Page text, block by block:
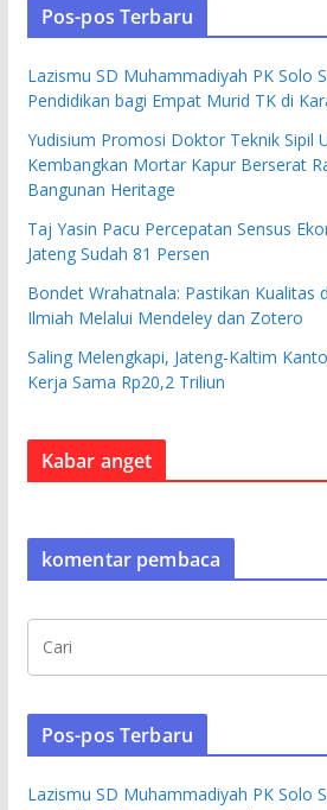
Pos-pos Terbaru
Lazismu SD Muhammadiyah PK Solo
Pendidikan bagi Empat Murid TK di
Yudisium Promosi Doktor Teknik Sipil
Kembangkan Mortar Kapur Berserat
Bangunan Heritage
Taj Yasin Pacu Percepatan Sensus
Jateng Sudah 81 Persen
Bondet Wrahatnala: Pastikan Kualitas
Ilmiah Melalui Mendeley dan Zotero
Saling Melengkapi, Jateng-Kaltim
Kerja Sama Rp20,2 Triliun
Kabar anget
komentar pembaca
Pos-pos Terbaru
Lazismu SD Muhammadiyah PK Solo